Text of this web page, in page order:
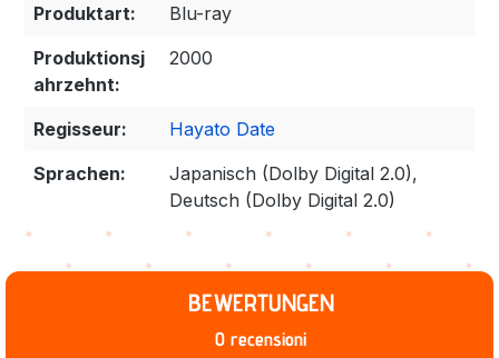
Produktart:
Blu-ray
Produktionsj
ahrzehnt:
2000
Regisseur:
Hayato Date
Sprachen:
Japanisch (Dolby Digital 2.0),
Deutsch (Dolby Digital 2.0)
BEWERTUNGEN
0 recensioni